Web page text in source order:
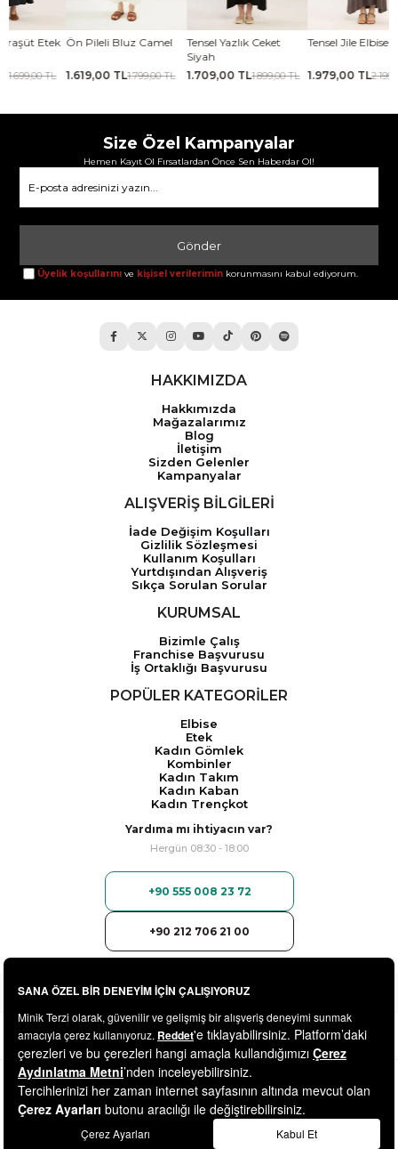
Ön Pileli Bluz Camel
1.619,00 TL1.799,00 TL
Tensel Yazlık Ceket
1.709,00 TL1.899,00 TL
Tensel Jile Elbise Kahve
1.979,00 TL2.199,00 TL
Size Özel Kampanyalar
Hemen Kayıt Ol Fırsatlardan Önce Sen Haberdar Ol!
Gönder
Üyelik koşullarını ve kişisel verilerimin korunmasını kabul ediyorum.
HAKKIMIZDA
Hakkımızda
Mağazalarımız
Blog
İletişim
Sizden Gelenler
Kampanyalar
ALIŞVERİŞ BİLGİLERİ
İade Değişim Koşulları
Gizlilik Sözleşmesi
Kullanım Koşulları
Yurtdışından Alışveriş
Sıkça Sorulan Sorular
KURUMSAL
Bizimle Çalış
Franchise Başvurusu
İş Ortaklığı Başvurusu
POPÜLER KATEGORİLER
Elbise
Etek
Kadın Gömlek
Kombinler
Kadın Takım
Kadın Kaban
Kadın Trençkot
Yardıma mı ihtiyacın var?
Hergün 08:30 - 18:00
+90 555 008 23 72
+90 212 706 21 00
© 2025minikterzi.com - Tüm Hakları Saklıdır.